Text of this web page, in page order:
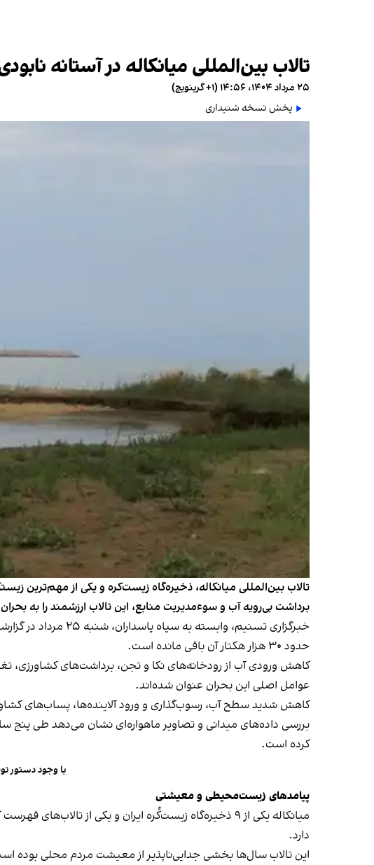
تالاب بین‌المللی میانکاله در آستانه
۲۵ مرداد ۱۴۰۴، ۱۴:۵۶ (‎+۱ گرینویچ)
پخش نسخه شنیداری
تالاب بین‌المللی میانکاله، ذخیره‌گاه زیست‌کره و یکی از مهم‌ترین
برداشت بی‌رویه آب و سوءمدیریت منابع، این تالاب ارزشمند را به
حدود ۳۰ هزار هکتار آن باقی مانده است.
کاهش ورودی آب از رودخانه‌های نکا و تجن، برداشت‌های کشاورزی،
عوامل اصلی این بحران عنوان شده‌اند.
کاهش شدید سطح آب، رسوب‌گذاری و ورود آلاینده‌ها، پساب‌های
کرده است.
با وجود دستور
پیامدهای زیست‌محیطی و معیشتی
میانکاله یکی از ۹ ذخیره‌گاه زیست‌کُره ایران و یکی از
دارد.
این تالاب سال‌ها بخشی جدایی‌ناپذیر از معیشت مردم محلی